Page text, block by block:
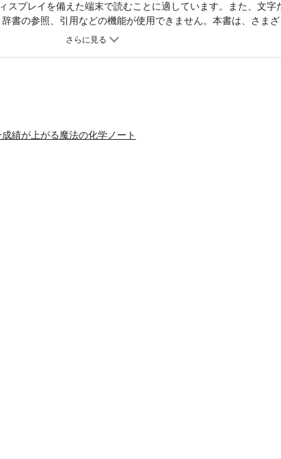
スプレイを備えた端末で読むことに適しています。また、文字
書の参照、引用などの機能が使用できません。本書は、さまざ
ニックをスッキリまとめていますので、「受験勉強をしている
、本として非常にまとまっており、化学の読み物としても非常
社から刊行された『カリスマ講師の 日本一成績が上がる魔法
績が上がる魔法の化学ノート